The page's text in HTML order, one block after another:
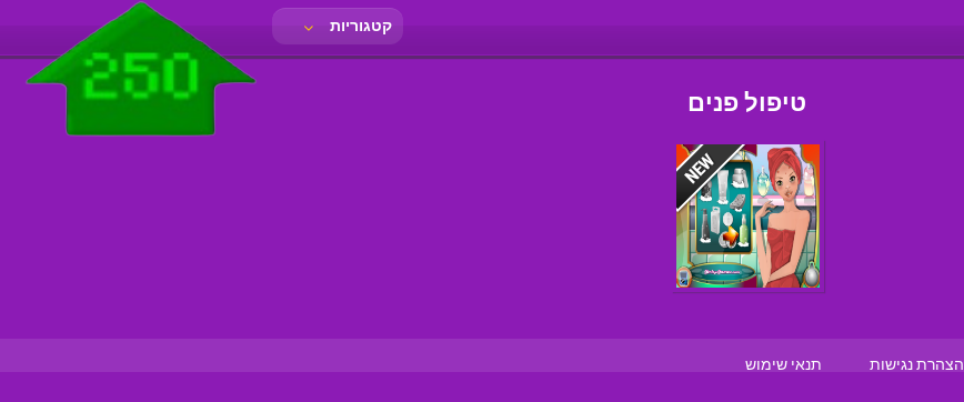
קטגוריות
טיפול פנים
הצהרת נגישות תנאי שימוש